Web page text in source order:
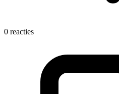
0 reacties